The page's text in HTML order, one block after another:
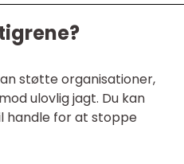
støtte organisationer,
ulovlig jagt. Du kan
handle for at stoppe